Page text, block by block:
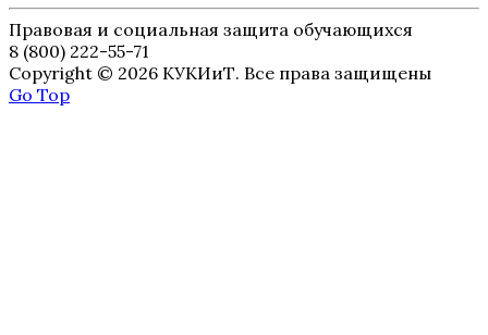
Правовая и социальная защита обучающихся
8 (800) 222-55-71
Copyright © 2026 КУКИиТ. Все права защищены
Go Top